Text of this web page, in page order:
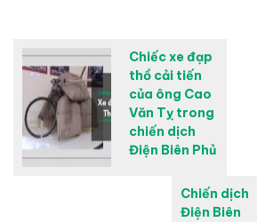
Chiếc xe đạp
thồ cải tiến
của ông Cao
Văn Tỵ trong
chiến dịch
Điện Biên Phủ
Chiến dịch
Điện Biên